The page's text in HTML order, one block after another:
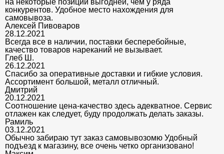
конкурентов. Удобное место нахождения для
самовывоза.
Алексей Пивоваров
28.12.2021
Всегда все в наличии, поставки бесперебойные,
качество товаров нареканий не вызывает.
Глеб Ш.
26.12.2021
Спасибо за оперативные доставки и гибкие условия.
Ассортимент большой, металл отличный.
Дмитрий
20.12.2021
Соотношение цена-качество здесь адекватное. Сервис
отлажен как следует, буду продолжать делать заказы.
Рамиль
03.12.2021
Обычно забираю тут заказ самовывозомю Удобный
подъезд к магазину, все очень четко организовано!